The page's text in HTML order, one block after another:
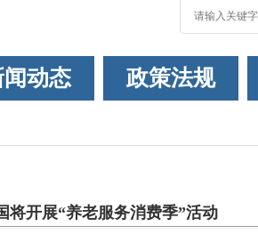
闻动态 政策法规
将开展“养老服务消费季”活动